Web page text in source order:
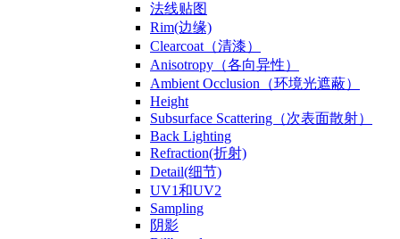
法线贴图
Rim(边缘)
Clearcoat（清漆）
Anisotropy（各向异性）
Ambient Occlusion（环境光遮蔽）
Height
Subsurface Scattering（次表面散射）
Back Lighting
Refraction(折射)
Detail(细节)
UV1和UV2
Sampling
阴影